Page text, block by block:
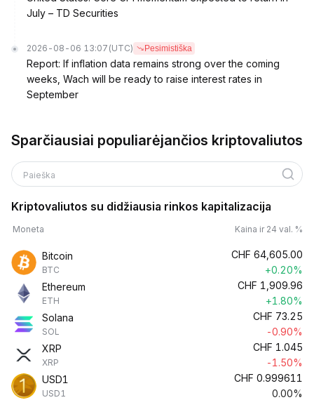
July – TD Securities
2026-08-06 13:07 (UTC) Pesimistiška
Report: If inflation data remains strong over the coming
weeks, Wach will be ready to raise interest rates in
September
Sparčiausiai populiarėjančios kriptovaliutos
Paieška
Kriptovaliutos su didžiausia rinkos kapitalizacija
Moneta Kaina ir 24 val. %
Bitcoin
BTC
CHF 64,605.00
+0.20%
Ethereum
ETH
CHF 1,909.96
+1.80%
Solana
SOL
CHF 73.25
-0.90%
XRP
XRP
CHF 1.045
-1.50%
USD1
USD1
CHF 0.999611
0.00%